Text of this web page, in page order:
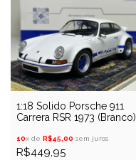
1:18 Solido Porsche 911
Carrera RSR 1973 (Branco)
10x de R$45,00 sem juros
R$449,95